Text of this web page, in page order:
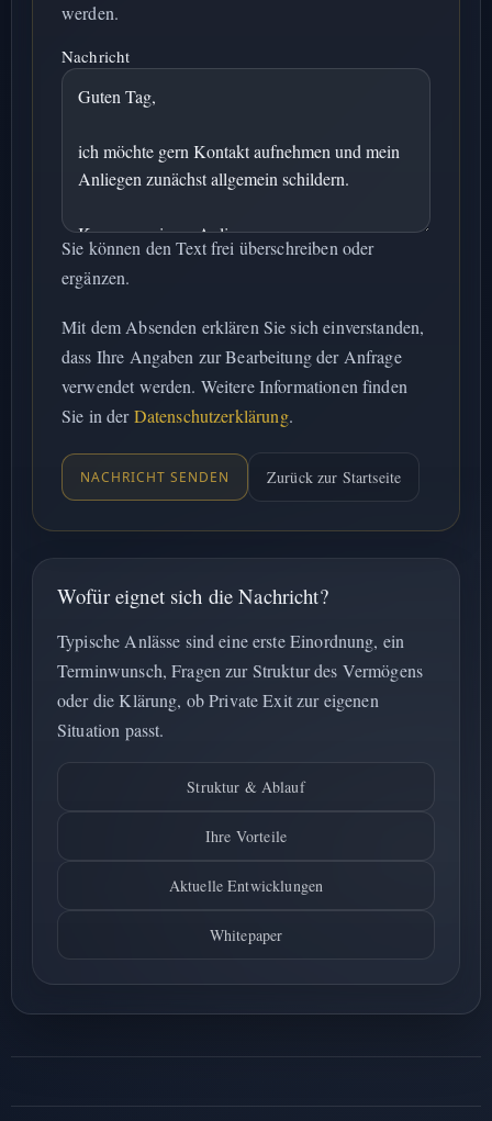
werden.
Nachricht
Sie können den Text frei überschreiben oder
ergänzen.
Mit dem Absenden erklären Sie sich einverstanden,
dass Ihre Angaben zur Bearbeitung der Anfrage
verwendet werden. Weitere Informationen finden
Sie in derDatenschutzerklärung.
NACHRICHT SENDEN Zurück zur Startseite
Wofür eignet sich die Nachricht?
Typische Anlässe sind eine erste Einordnung, ein
Terminwunsch, Fragen zur Struktur des Vermögens
oder die Klärung, ob Private Exit zur eigenen
Situation passt.
Struktur & Ablauf
Ihre Vorteile
Aktuelle Entwicklungen
Whitepaper